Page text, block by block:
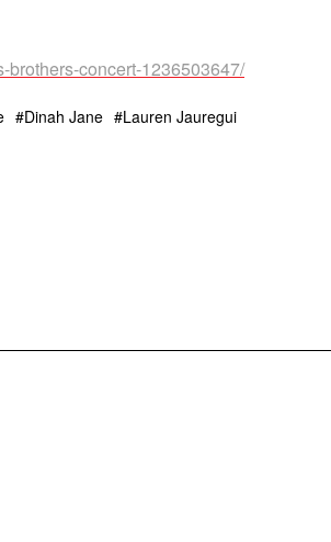
brothers-concert-1236503647/
Dinah Jane Lauren Jauregui